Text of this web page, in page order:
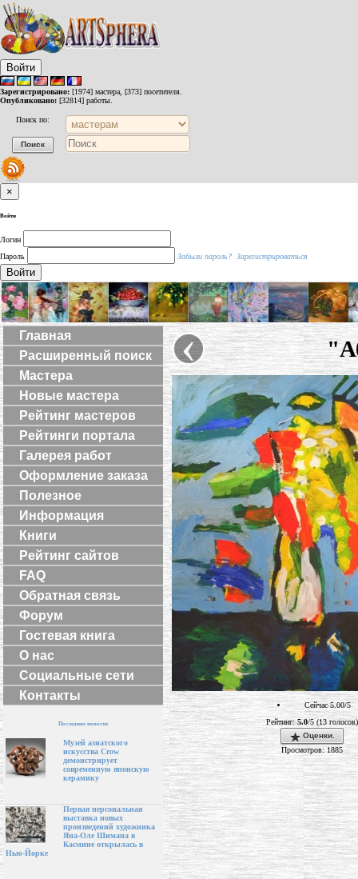
Войти
Зарегистрировано: [1974] мастера, [373] посетителя.
Опубликовано: [32814] работы.
Поиск по:
×
Войти
Логин
Пароль
Забыли пароль? Зарегистрироваться
Войти
Главная
Расширенный поиск
Мастера
Новые мастера
Рейтинг мастеров
Рейтинги портала
Галерея работ
Оформление заказа
Полезное
Информация
Книги
Рейтинг сайтов
FAQ
Обратная связь
Форум
Гостевая книга
О нас
Социальные сети
Контакты
Последние новости
Музей азиатского
искусства Crow
демонстрирует
современную японскую
керамику
Первая персональная
выставка новых
произведений художника
Яна-Оле Шимана в
Касмине открылась в
Нью-Йорке
‹
Сейчас 5.00/5
Рейтинг:5.0/5 (13 голосов)
Оценки.
Просмотров: 1885